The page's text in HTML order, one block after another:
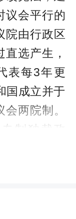
议会平行的
院由行政区
选产生，
表每3年更
国成立并于
两院制。
制独裁政
年制定